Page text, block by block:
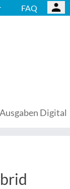
FAQ
Ausgaben Digital